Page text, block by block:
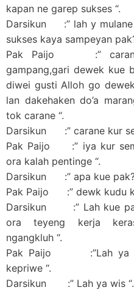
kapan ne garep sukses “.
Darsikun :” lah y mulane
sukses kaya sampeyan
Pak Paijo :” carane
gampang,gari dewek kue
diwei gusti Alloh go
lan dakehaken do’a
tok carane “.
Darsikun :” carane kur
Pak Paijo :” iya kur
ora kalah pentinge “.
Darsikun :” apa kue pak?
Pak Paijo :” dewk kudu
Darsikun :” Lah kue
ora teyeng kerja
ngangkluh “.
Pak Paijo :”Lah ya
kepriwe “.
Darsikun :” Lah ya wis “.